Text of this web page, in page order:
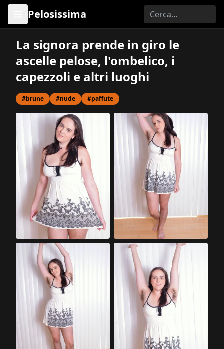
Pelosissima
La signora prende in giro le
ascelle pelose, l'ombelico, i
capezzoli e altri luoghi
#brune #nude #paffute